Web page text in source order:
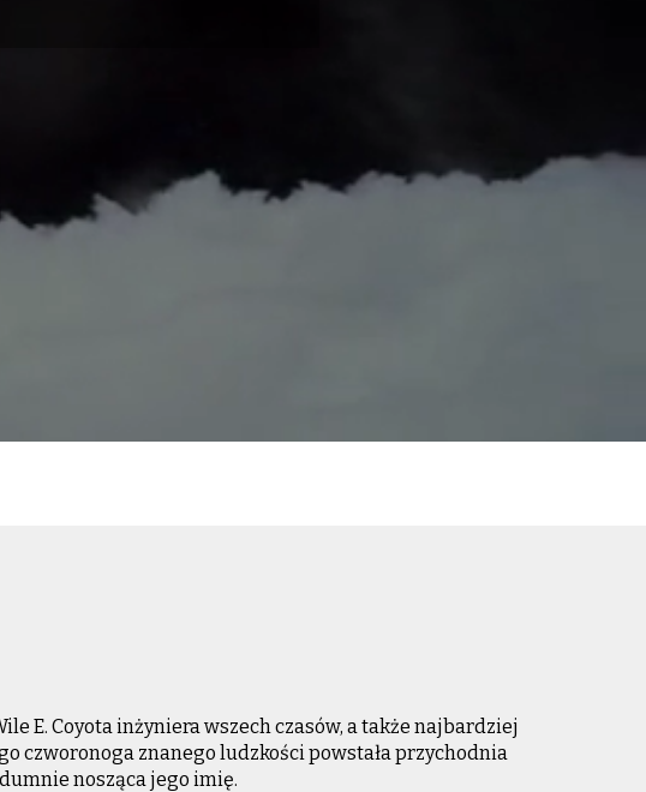
E. Coyota inżyniera wszech czasów, a także najbardziej
czworonoga znanego ludzkości powstała przychodnia
nosząca jego imię.